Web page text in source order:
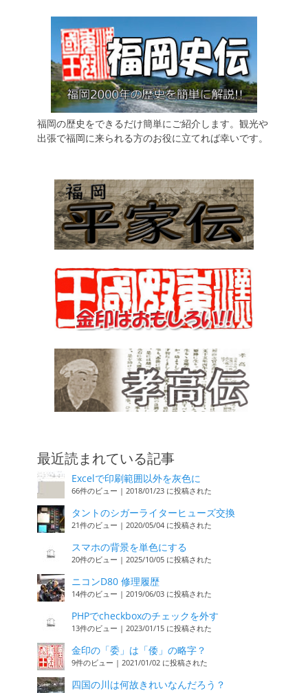
福岡の歴史をできるだけ簡単にご紹介します。観光や
出張で福岡に来られる方のお役に立てれば幸いです。
最近読まれている記事
Excelで印刷範囲以外を灰色に
66件のビュー | 2018/01/23 に投稿された
タントのシガーライターヒューズ交換
21件のビュー | 2020/05/04 に投稿された
スマホの背景を単色にする
20件のビュー | 2025/10/05 に投稿された
ニコンD80 修理履歴
14件のビュー | 2019/06/03 に投稿された
PHPでcheckboxのチェックを外す
13件のビュー | 2023/01/15 に投稿された
金印の「委」は「倭」の略字？
9件のビュー | 2021/01/02 に投稿された
四国の川は何故きれいなんだろう？